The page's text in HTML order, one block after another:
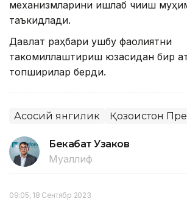
механизмларини ишлаб чиқиш
таъкидлади.
Давлат раҳбари ушбу фаолиятни
такомиллаштириш юзасидан бир
топшириқлар берди.
Асосий янгилик Қозоғистон
Бекабат Узаков
Муаллиф
09:05, 18 Сентябр 2023